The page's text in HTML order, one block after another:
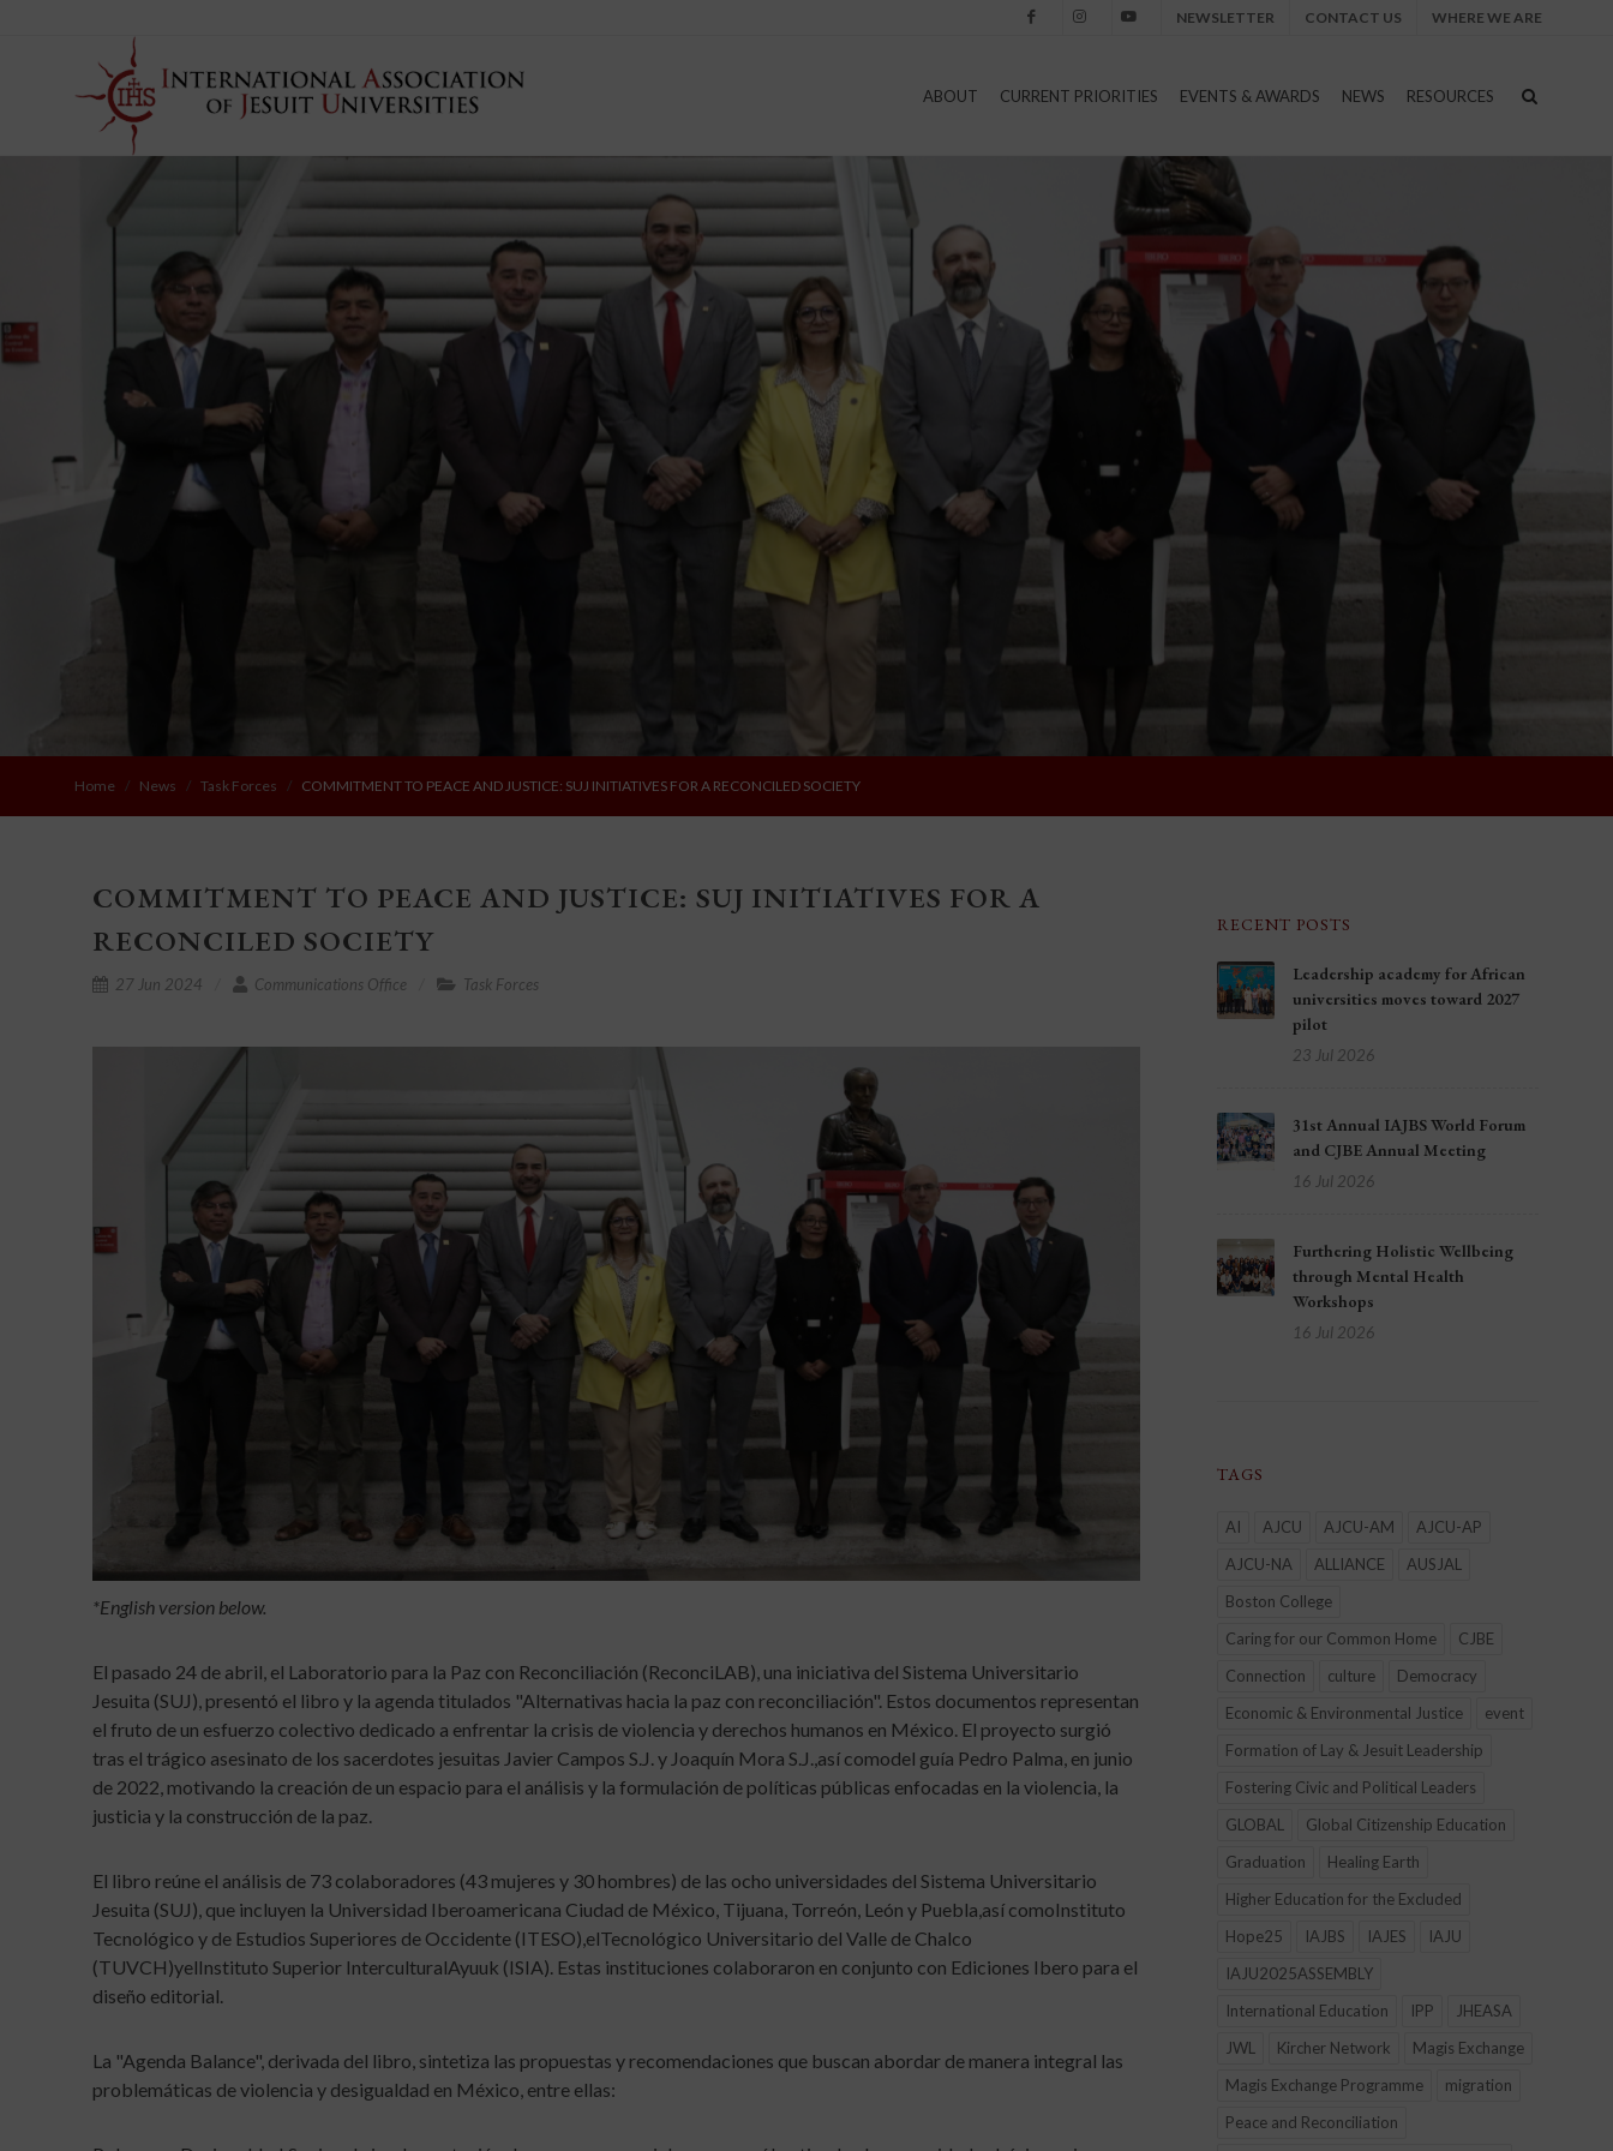
NEWSLETTER CONTACT US WHERE WE ARE
ABOUT CURRENT PRIORITIES EVENTS & AWARDS NEWS RESOURCES
Home News Task Forces COMMITMENT TO PEACE AND JUSTICE: SUJ INITIATIVES FOR A RECONCILED SOCIETY
COMMITMENT TO PEACE AND JUSTICE: SUJ INITIATIVES FOR A
RECONCILED SOCIETY
27 Jun 2024 Communications Office Task Forces
*English version below.
El pasado 24 de abril, el Laboratorio para la Paz con Reconciliación (ReconciLAB), una iniciativa del Sistema Universitario
Jesuita (SUJ), presentó el libro y la agenda titulados "Alternativas hacia la paz con reconciliación". Estos documentos representan
el fruto de un esfuerzo colectivo dedicado a enfrentar la crisis de violencia y derechos humanos en México. El proyecto surgió
tras el trágico asesinato de los sacerdotes jesuitas Javier Campos S.J. y Joaquín Mora S.J.,así comodel guía Pedro Palma, en junio
de 2022, motivando la creación de un espacio para el análisis y la formulación de políticas públicas enfocadas en la violencia, la
justicia y la construcción de la paz.
El libro reúne el análisis de 73 colaboradores (43 mujeres y 30 hombres) de las ocho universidades del Sistema Universitario
Jesuita (SUJ), que incluyen la Universidad Iberoamericana Ciudad de México, Tijuana, Torreón, León y Puebla,así comoInstituto
Tecnológico y de Estudios Superiores de Occidente (ITESO),elTecnológico Universitario del Valle de Chalco
(TUVCH)yelInstituto Superior InterculturalAyuuk (ISIA). Estas instituciones colaboraron en conjunto con Ediciones Ibero para el
diseño editorial.
La "Agenda Balance", derivada del libro, sintetiza las propuestas y recomendaciones que buscan abordar de manera integral las
problemáticas de violencia y desigualdad en México, entre ellas:
RECENT POSTS
Leadership academy for African
universities moves toward 2027
pilot
23 Jul 2026
31st Annual IAJBS World Forum
and CJBE Annual Meeting
16 Jul 2026
Furthering Holistic Wellbeing
through Mental Health
Workshops
16 Jul 2026
TAGS
AI AJCU AJCU-AM
AJCU-AP
AJCU-NA
ALLIANCE
AUSJAL
Boston College
Caring for our Common Home
CJBE
Connection
culture
Democracy
Economic & Environmental Justice
event
Formation of Lay & Jesuit Leadership
Fostering Civic and Political Leaders
GLOBAL
Global Citizenship Education
Graduation
Healing Earth
Higher Education for the Excluded
Hope25
IAJBS IAJES
IAJU
IAJU2025ASSEMBLY
International Education
IPP
JHEASA
JWL
Kircher Network
Magis Exchange
Magis Exchange Programme
migration
Peace and Reconciliation